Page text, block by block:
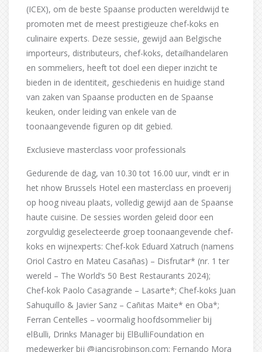
(ICEX), om de beste Spaanse producten wereldwijd te
promoten met de meest prestigieuze chef-koks en
culinaire experts. Deze sessie, gewijd aan Belgische
importeurs, distributeurs, chef-koks, detailhandelaren
en sommeliers, heeft tot doel een dieper inzicht te
bieden in de identiteit, geschiedenis en huidige stand
van zaken van Spaanse producten en de Spaanse
keuken, onder leiding van enkele van de
toonaangevende figuren op dit gebied.
Exclusieve masterclass voor professionals
Gedurende de dag, van 10.30 tot 16.00 uur, vindt er in
het nhow Brussels Hotel een masterclass en proeverij
op hoog niveau plaats, volledig gewijd aan de Spaanse
haute cuisine. De sessies worden geleid door een
zorgvuldig geselecteerde groep toonaangevende chef-
koks en wijnexperts: Chef-kok Eduard Xatruch (namens
Oriol Castro en Mateu Casañas) – Disfrutar* (nr. 1 ter
wereld – The World’s 50 Best Restaurants 2024);
Chef-kok Paolo Casagrande – Lasarte*; Chef-koks Juan
Sahuquillo & Javier Sanz – Cañitas Maite* en Oba*;
Ferran Centelles – voormalig hoofdsommelier bij
elBulli, Drinks Manager bij ElBulliFoundation en
medewerker bij @jancisrobinson.com; Fernando Mora